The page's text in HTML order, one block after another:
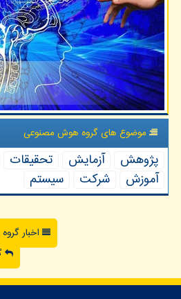
موضوع های گروه هوش مصنوعی
پژوهش آزمایش تحقیقات
آموزش
شركت سیستم
اخبار گروه